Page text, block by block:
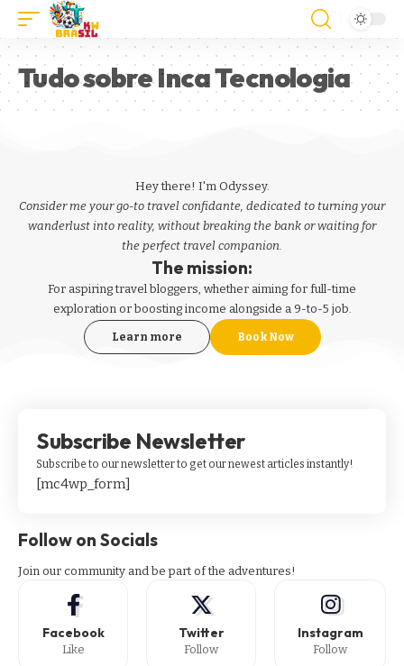
Tudo sobre Inca Tecnologia
Hey there! I'm Odyssey.
Consider me your go-to travel confidante, dedicated to turning your
wanderlust into reality, without breaking the bank or waiting for
the perfect travel companion.
The mission:
For aspiringtravel bloggers, whether aiming for full-time
exploration or boosting income alongside a 9-to-5 job.
Learn more Book Now
Subscribe Newsletter
Subscribe to our newsletter to get our newest articles instantly!
[mc4wp_form]
Follow on Socials
Join our community and be part of the adventures!
Facebook
Like
Twitter
Follow
Instagram
Follow